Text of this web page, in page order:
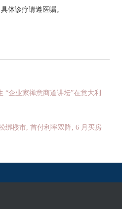
体诊疗请遵医嘱。
“企业家禅意商道讲坛”在意大利
绑楼市, 首付利率双降, 6 月买房